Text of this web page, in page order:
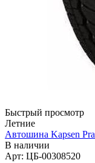
Быстрый просмотр
Летние
Автошина Kapsen
В наличии
Арт: ЦБ-00308520